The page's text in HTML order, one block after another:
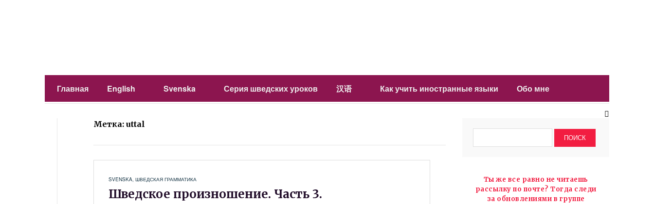
Главная English Svenska Серия шведских уроков 汉语 Как учить иностранные языки Обо мне
Метка: uttal
SVENSKA, ШВЕДСКАЯ ГРАММАТИКА
Шведское произношение. Часть 3.
Ты же все равно не читаешь
рассылку по почте? Тогда следи
за обновлениями в группе